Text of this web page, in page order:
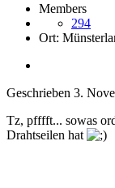
Members
294
Ort:
Geschrieben 3.
Tz, pfffft... sowas
Drahtseilen hat